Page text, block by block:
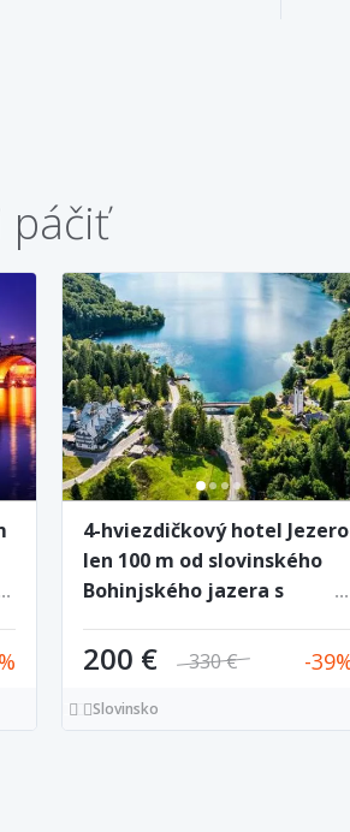
páčiť
4-hviezdičkový hotel Jezero
len 100 m od slovinského
Bohinjského jazera s
200 € 330 € 39
Slovinsko